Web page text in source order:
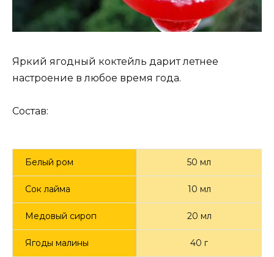
Яркий ягодный коктейль дарит летнее
настроение в любое время года.
Состав:
Белый ром 50 мл
Сок лайма 10 мл
Медовый сироп 20 мл
Ягоды малины 40 г